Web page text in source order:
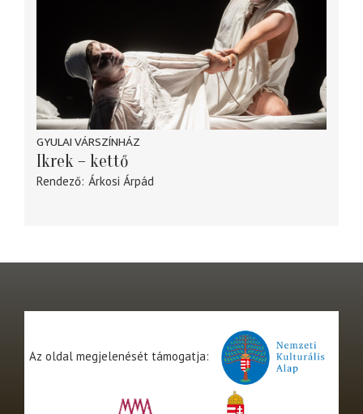
GYULAI VÁRSZÍNHÁZ
Ikrek – kettő
Rendező Árkosi Árpád
Az oldal megjelenését támogatja: